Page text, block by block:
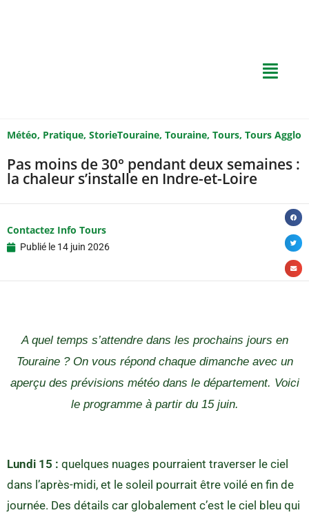
Météo, Pratique, StorieTouraine, Touraine, Tours, Tours Agglo
Pas moins de 30° pendant deux semaines :
la chaleur s’installe en Indre-et-Loire
Contactez Info Tours
Publié le 14 juin 2026
A quel temps s’attendre dans les prochains jours en
Touraine ? On vous répond chaque dimanche avec un
aperçu des prévisions météo dans le département. Voici
le programme à partir du 15 juin.
Lundi 15 : quelques nuages pourraient traverser le ciel
dans l’après-midi, et le soleil pourrait être voilé en fin de
journée. Des détails car globalement c’est le ciel bleu qui